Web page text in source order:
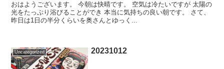
おはようございます。 今朝は快晴です。 空気は冷たいですが 太陽の
光をたっぷり浴びることができ 本当に気持ちの良い朝です。 さて、
昨日は1日の半分くらいを奥さんとゆっく...
Uncategorized 20231012